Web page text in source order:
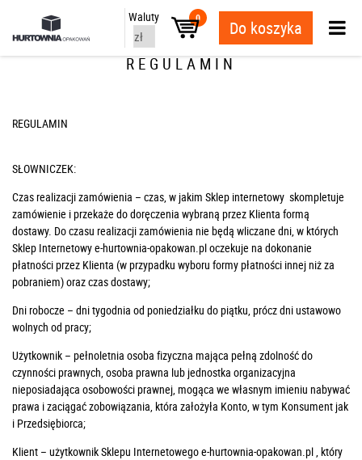
Waluty 0 Do koszyka
REGULAMIN
REGULAMIN
SŁOWNICZEK:
Czas realizacji zamówienia – czas, w jakim Sklep internetowy skompletuje
zamówienie i przekaże do doręczenia wybraną przez Klienta formą
dostawy. Do czasu realizacji zamówienia nie będą wliczane dni, w których
Sklep Internetowy e-hurtownia-opakowan.pl oczekuje na dokonanie
płatności przez Klienta (w przypadku wyboru formy płatności innej niż za
pobraniem) oraz czas dostawy;
Dni robocze – dni tygodnia od poniedziałku do piątku, prócz dni ustawowo
wolnych od pracy;
Użytkownik – pełnoletnia osoba fizyczna mająca pełną zdolność do
czynności prawnych, osoba prawna lub jednostka organizacyjna
nieposiadająca osobowości prawnej, mogąca we własnym imieniu nabywać
prawa i zaciągać zobowiązania, która założyła Konto, w tym Konsument jak
i Przedsiębiorca;
Klient – użytkownik Sklepu Internetowego e-hurtownia-opakowan.pl , który